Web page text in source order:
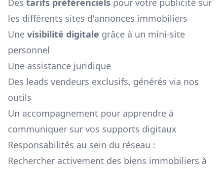
Des tarifs préférenciels pour votre publicité sur
les différents sites d'annonces immobiliers
Une visibilité digitale grâce à un mini-site
personnel
Une assistance juridique
Des leads vendeurs exclusifs, générés via nos
outils
Un accompagnement pour apprendre à
communiquer sur vos supports digitaux
Responsabilités au sein du réseau :
Rechercher activement des biens immobiliers à